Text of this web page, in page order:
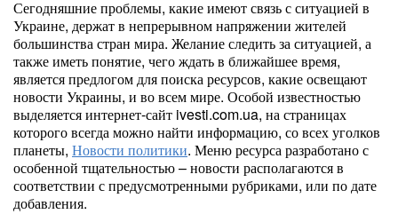
Сегодняшние проблемы, какие имеют связь с ситуацией в
Украине, держат в непрерывном напряжении жителей
большинства стран мира. Желание следить за ситуацией, а
также иметь понятие, чего ждать в ближайшее время,
является предлогом для поиска ресурсов, какие освещают
новости Украины, и во всем мире. Особой известностью
выделяется интернет-сайт ivesti.com.ua, на страницах
которого всегда можно найти информацию, со всех уголков
планеты, Новости политики. Меню ресурса разработано с
особенной тщательностью – новости располагаются в
соответствии с предусмотренными рубриками, или по дате
добавления.